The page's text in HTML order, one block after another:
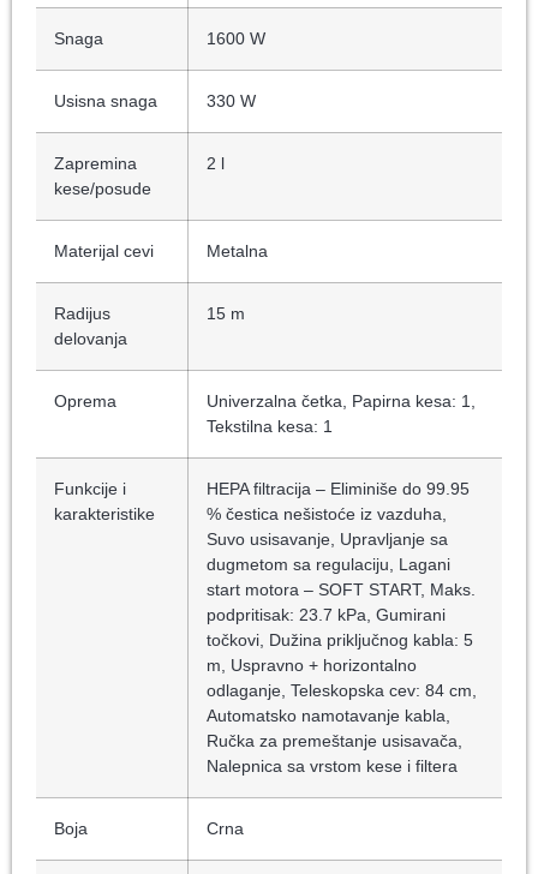
Snaga 1600 W
Usisna snaga 330 W
Zapremina
kese/posude
2 l
Materijal cevi Metalna
Radijus
delovanja
15 m
Oprema
Univerzalna četka, Papirna kesa: 1,
Tekstilna kesa: 1
Funkcije i
karakteristike
HEPA filtracija – Eliminiše do 99.95
% čestica nešistoće iz vazduha,
Suvo usisavanje, Upravljanje sa
dugmetom sa regulaciju, Lagani
start motora – SOFT START, Maks.
podpritisak: 23.7 kPa, Gumirani
točkovi, Dužina priključnog kabla: 5
m, Uspravno + horizontalno
odlaganje, Teleskopska cev: 84 cm,
Automatsko namotavanje kabla,
Ručka za premeštanje usisavača,
Nalepnica sa vrstom kese i filtera
Boja Crna